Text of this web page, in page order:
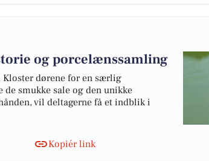
og porcelænssamling
Kloster dørene for en særlig
de smukke sale og den unikke
vil deltagerne få et indblik i
Kopiér link